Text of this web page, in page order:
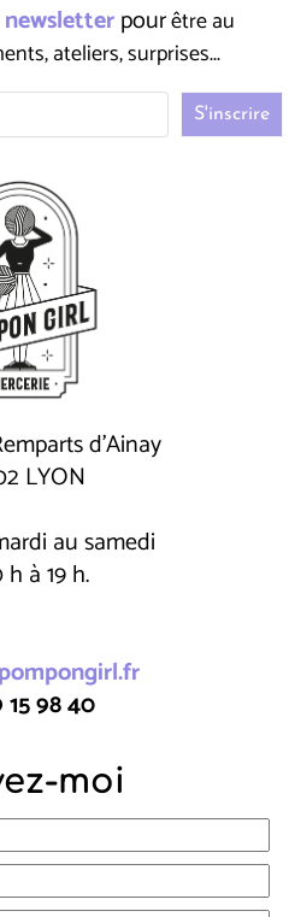
newsletterpourêtre au
ateliers, surprises...
d'Ainay
LYON
au samedi
à 19 h.
98 40
moi